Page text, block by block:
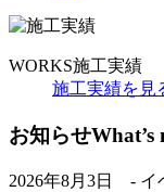
WORKS施工実績
施工実績を見
お知らせWhat’s
2026年8月3日 - イ